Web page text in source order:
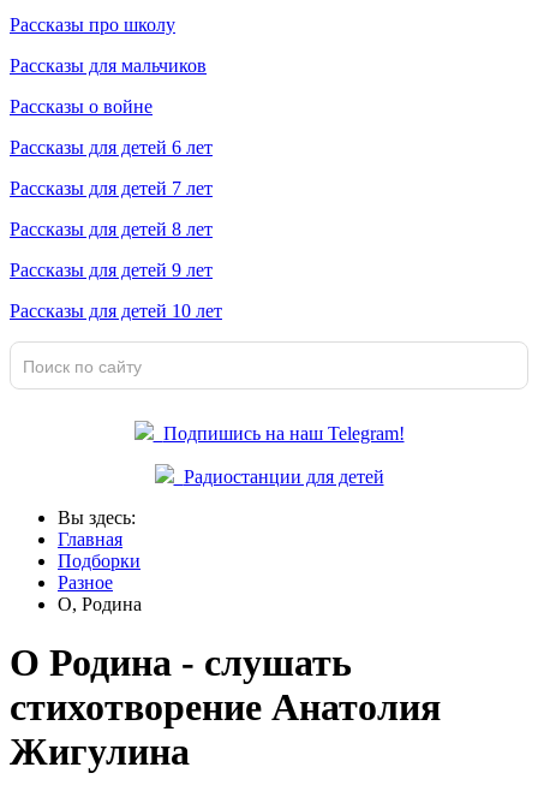
Рассказы про школу
Рассказы для мальчиков
Рассказы о войне
Рассказы для детей 6 лет
Рассказы для детей 7 лет
Рассказы для детей 8 лет
Рассказы для детей 9 лет
Рассказы для детей 10 лет
Подпишись на наш Telegram!
Радиостанции для детей
Вы здесь:
Главная
Подборки
Разное
О, Родина
О Родина - слушать
стихотворение Анатолия
Жигулина